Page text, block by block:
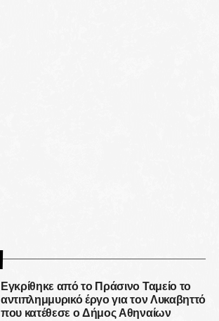
Εγκρίθηκε από το Πράσινο Ταμείο το
αντιπλημμυρικό έργο για τον Λυκαβηττό
που κατέθεσε ο Δήμος Αθηναίων